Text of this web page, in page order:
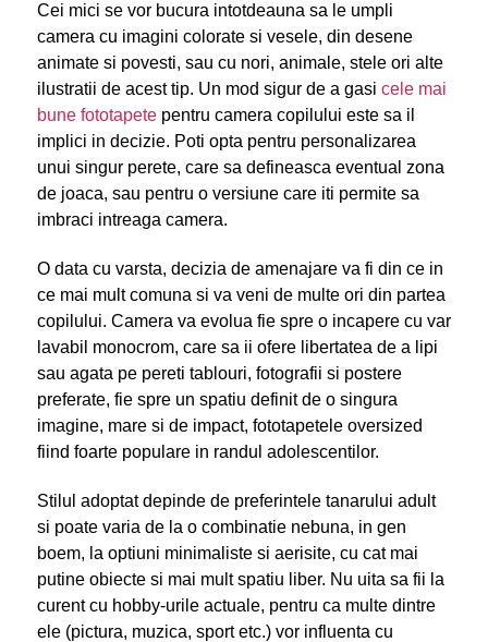
Cei mici se vor bucura intotdeauna sa le umpli
camera cu imagini colorate si vesele, din desene
animate si povesti, sau cu nori, animale, stele ori alte
ilustratii de acest tip. Un mod sigur de a gasi cele mai
bune fototapetepentru camera copilului este sa il
implici in decizie. Poti opta pentru personalizarea
unui singur perete, care sa defineasca eventual zona
de joaca, sau pentru o versiune care iti permite sa
imbraci intreaga camera.
O data cu varsta, decizia de amenajare va fi din ce in
ce mai mult comuna si va veni de multe ori din partea
copilului. Camera va evolua fie spre o incapere cu var
lavabil monocrom, care sa ii ofere libertatea de a lipi
sau agata pe pereti tablouri, fotografii si postere
preferate, fie spre un spatiu definit de o singura
imagine, mare si de impact, fototapetele oversized
fiind foarte populare in randul adolescentilor.
Stilul adoptat depinde de preferintele tanarului adult
si poate varia de la o combinatie nebuna, in gen
boem, la optiuni minimaliste si aerisite, cu cat mai
putine obiecte si mai mult spatiu liber. Nu uita sa fii la
curent cu hobby-urile actuale, pentru ca multe dintre
ele (pictura, muzica, sport etc.) vor influenta cu